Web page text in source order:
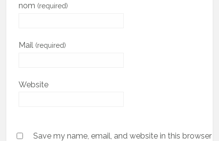
nom (required)
Mail (required)
Website
Save my name, email, and website in this browser